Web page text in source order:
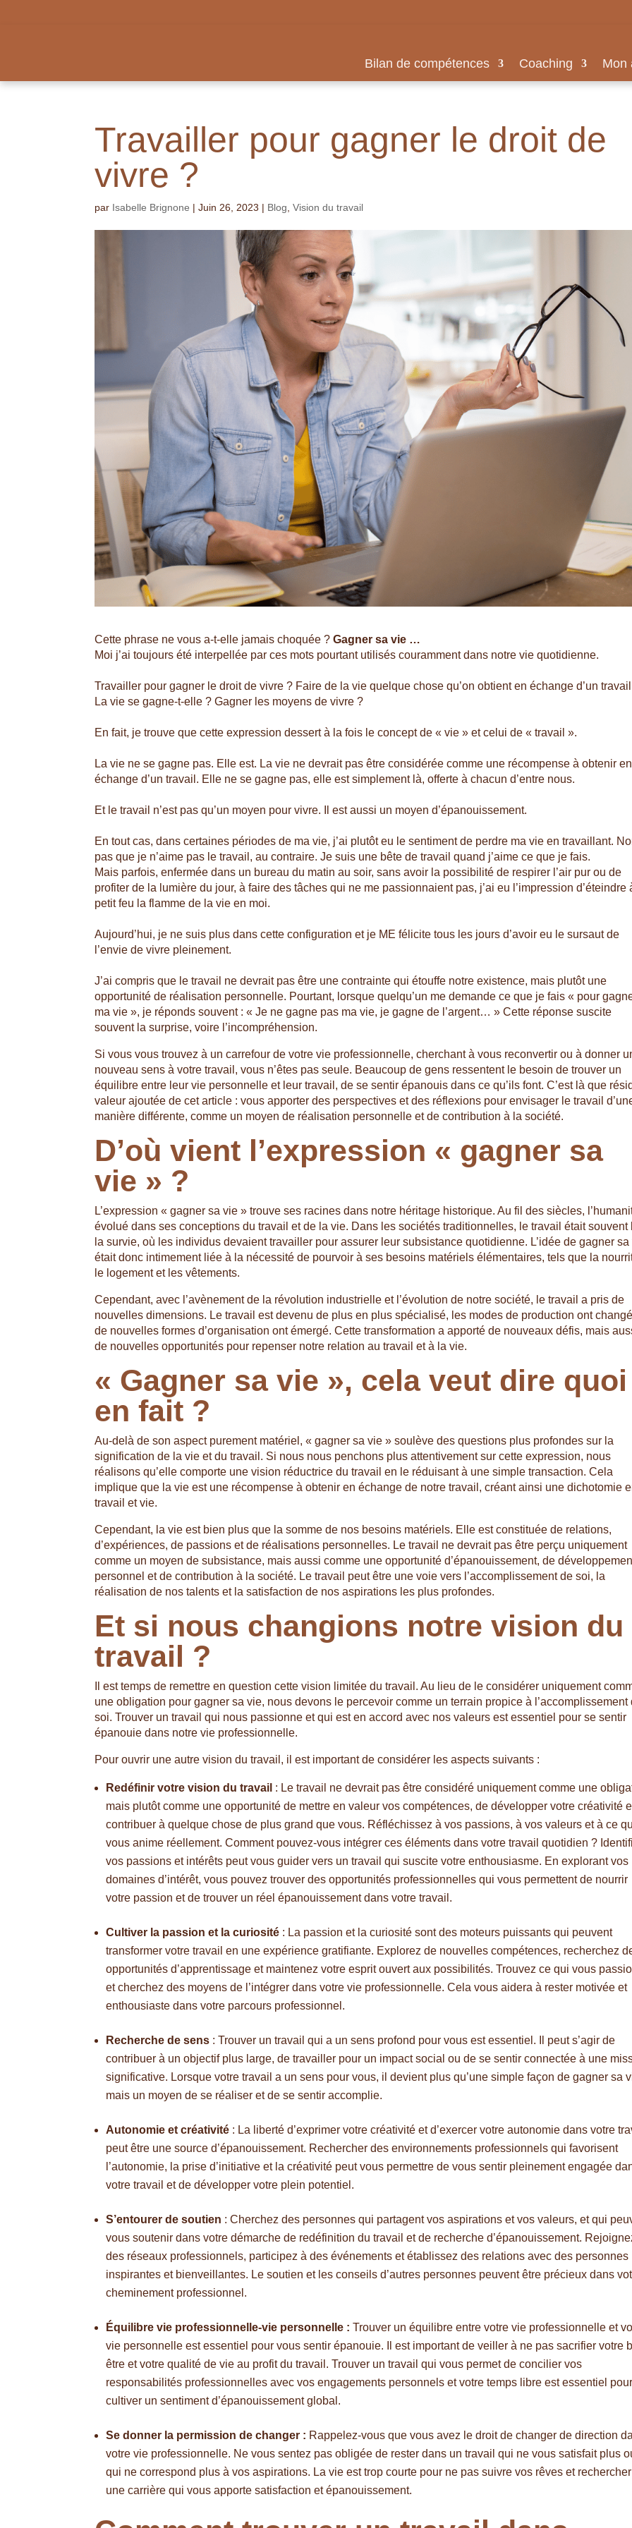
Bilan de compétences Coaching Mon
Travailler pour gagner le droit de
vivre ?
par Isabelle Brignone |Juin 26, 2023 | Blog ,Vision du travail
Cette phrase ne vous a-t-elle jamais choquée ?Gagner sa vie …
Moi j’ai toujours été interpellée par ces mots pourtant utilisés couramment dans notre vie quotidienne.
Travailler pour gagner le droit de vivre ? Faire de la vie quelque chose qu’on obtient en échange d’un
La vie se gagne-t-elle ? Gagner les moyens de vivre ?
En fait, je trouve que cette expression dessert à la fois le concept de « vie » et celui de « travail ».
La vie ne se gagne pas. Elle est. La vie ne devrait pas être considérée comme une récompense à obtenir en
échange d’un travail. Elle ne se gagne pas, elle est simplement là, offerte à chacun d’entre nous.
Et le travail n’est pas qu’un moyen pour vivre. Il est aussi un moyen d’épanouissement.
En tout cas, dans certaines périodes de ma vie, j’ai plutôt eu le sentiment de perdre ma vie en travaillant.
pas que je n’aime pas le travail, au contraire. Je suis une bête de travail quand j’aime ce que je fais.
Mais parfois, enfermée dans un bureau du matin au soir, sans avoir la possibilité de respirer l’air pur ou de
profiter de la lumière du jour, à faire des tâches qui ne me passionnaient pas, j’ai eu l’impression d’éteindre
petit feu la flamme de la vie en moi.
Aujourd’hui, je ne suis plus dans cette configuration et je ME félicite tous les jours d’avoir eu le sursaut de
l’envie de vivre pleinement.
J’ai compris que le travail ne devrait pas être une contrainte qui étouffe notre existence, mais plutôt une
opportunité de réalisation personnelle. Pourtant, lorsque quelqu’un me demande ce que je fais « pour
ma vie », je réponds souvent : « Je ne gagne pas ma vie, je gagne de l’argent… » Cette réponse suscite
souvent la surprise, voire l’incompréhension.
Si vous vous trouvez à un carrefour de votre vie professionnelle, cherchant à vous reconvertir ou à donner
nouveau sens à votre travail, vous n’êtes pas seule. Beaucoup de gens ressentent le besoin de trouver un
équilibre entre leur vie personnelle et leur travail, de se sentir épanouis dans ce qu’ils font. C’est là que
valeur ajoutée de cet article : vous apporter des perspectives et des réflexions pour envisager le travail
manière différente, comme un moyen de réalisation personnelle et de contribution à la société.
D’où vient l’expression « gagner sa
vie » ?
L’expression « gagner sa vie » trouve ses racines dans notre héritage historique. Au fil des siècles,
évolué dans ses conceptions du travail et de la vie. Dans les sociétés traditionnelles, le travail était souvent
la survie, où les individus devaient travailler pour assurer leur subsistance quotidienne. L’idée de gagner sa
était donc intimement liée à la nécessité de pourvoir à ses besoins matériels élémentaires, tels que la
le logement et les vêtements.
Cependant, avec l’avènement de la révolution industrielle et l’évolution de notre société, le travail a pris de
nouvelles dimensions. Le travail est devenu de plus en plus spécialisé, les modes de production ont
de nouvelles formes d’organisation ont émergé. Cette transformation a apporté de nouveaux défis, mais
de nouvelles opportunités pour repenser notre relation au travail et à la vie.
« Gagner sa vie », cela veut dire quoi
en fait ?
Au-delà de son aspect purement matériel, « gagner sa vie » soulève des questions plus profondes sur la
signification de la vie et du travail. Si nous nous penchons plus attentivement sur cette expression, nous
réalisons qu’elle comporte une vision réductrice du travail en le réduisant à une simple transaction. Cela
implique que la vie est une récompense à obtenir en échange de notre travail, créant ainsi une dichotomie
travail et vie.
Cependant, la vie est bien plus que la somme de nos besoins matériels. Elle est constituée de relations,
d’expériences, de passions et de réalisations personnelles. Le travail ne devrait pas être perçu uniquement
comme un moyen de subsistance, mais aussi comme une opportunité d’épanouissement, de
personnel et de contribution à la société. Le travail peut être une voie vers l’accomplissement de soi, la
réalisation de nos talents et la satisfaction de nos aspirations les plus profondes.
Et si nous changions notre vision du
travail ?
Il est temps de remettre en question cette vision limitée du travail. Au lieu de le considérer uniquement
une obligation pour gagner sa vie, nous devons le percevoir comme un terrain propice à l’accomplissement
soi. Trouver un travail qui nous passionne et qui est en accord avec nos valeurs est essentiel pour se sentir
épanouie dans notre vie professionnelle.
Pour ouvrir une autre vision du travail, il est important de considérer les aspects suivants :
Redéfinir votre vision du travail : Le travail ne devrait pas être considéré uniquement comme une
mais plutôt comme une opportunité de mettre en valeur vos compétences, de développer votre créativité
contribuer à quelque chose de plus grand que vous. Réfléchissez à vos passions, à vos valeurs et à ce
vous anime réellement. Comment pouvez-vous intégrer ces éléments dans votre travail quotidien ?
vos passions et intérêts peut vous guider vers un travail qui suscite votre enthousiasme. En explorant vos
domaines d’intérêt, vous pouvez trouver des opportunités professionnelles qui vous permettent de nourrir
votre passion et de trouver un réel épanouissement dans votre travail.
Cultiver la passion et la curiosité : La passion et la curiosité sont des moteurs puissants qui peuvent
transformer votre travail en une expérience gratifiante. Explorez de nouvelles compétences, recherchez
opportunités d’apprentissage et maintenez votre esprit ouvert aux possibilités. Trouvez ce qui vous
et cherchez des moyens de l’intégrer dans votre vie professionnelle. Cela vous aidera à rester motivée et
enthousiaste dans votre parcours professionnel.
Recherche de sens : Trouver un travail qui a un sens profond pour vous est essentiel. Il peut s’agir de
contribuer à un objectif plus large, de travailler pour un impact social ou de se sentir connectée à une
significative. Lorsque votre travail a un sens pour vous, il devient plus qu’une simple façon de gagner sa
mais un moyen de se réaliser et de se sentir accomplie.
Autonomie et créativité : La liberté d’exprimer votre créativité et d’exercer votre autonomie dans votre
peut être une source d’épanouissement. Rechercher des environnements professionnels qui favorisent
l’autonomie, la prise d’initiative et la créativité peut vous permettre de vous sentir pleinement engagée
votre travail et de développer votre plein potentiel.
S’entourer de soutien : Cherchez des personnes qui partagent vos aspirations et vos valeurs, et qui
vous soutenir dans votre démarche de redéfinition du travail et de recherche d’épanouissement.
des réseaux professionnels, participez à des événements et établissez des relations avec des personnes
inspirantes et bienveillantes. Le soutien et les conseils d’autres personnes peuvent être précieux dans
cheminement professionnel.
Équilibre vie professionnelle-vie personnelle : Trouver un équilibre entre votre vie professionnelle et
vie personnelle est essentiel pour vous sentir épanouie. Il est important de veiller à ne pas sacrifier votre
être et votre qualité de vie au profit du travail. Trouver un travail qui vous permet de concilier vos
responsabilités professionnelles avec vos engagements personnels et votre temps libre est essentiel pour
cultiver un sentiment d’épanouissement global.
Se donner la permission de changer : Rappelez-vous que vous avez le droit de changer de direction
votre vie professionnelle. Ne vous sentez pas obligée de rester dans un travail qui ne vous satisfait plus
qui ne correspond plus à vos aspirations. La vie est trop courte pour ne pas suivre vos rêves et rechercher
une carrière qui vous apporte satisfaction et épanouissement.